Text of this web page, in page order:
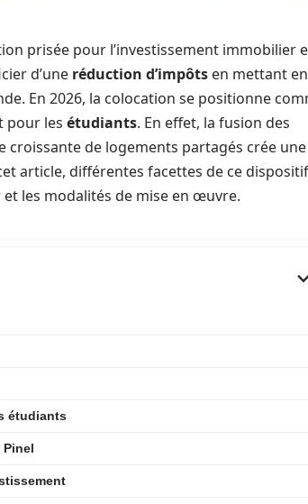
prisée pour l’investissement immobilier
d’une réduction d’impôts en mettant en
En 2026, la colocation se positionne
pour les étudiants. En effet, la fusion des
croissante de logements partagés crée une
article, différentes facettes de ce dispositif
les modalités de mise en œuvre.
étudiants